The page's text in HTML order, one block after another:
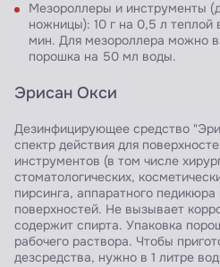
Мезороллеры и инструменты
ножницы): 10 г на 0,5 л теплой
мин. Для мезороллера можно
порошка на 50 мл воды.
Эрисан Окси
Дезинфицирующее средство
спектр действия для
инструментов (в том числе
стоматологических,
пирсинга, аппаратного
поверхностей. Не вызывает
содержит спирта. Упаковка
рабочего раствора. Чтобы
дезсредства, нужно в 1 литре